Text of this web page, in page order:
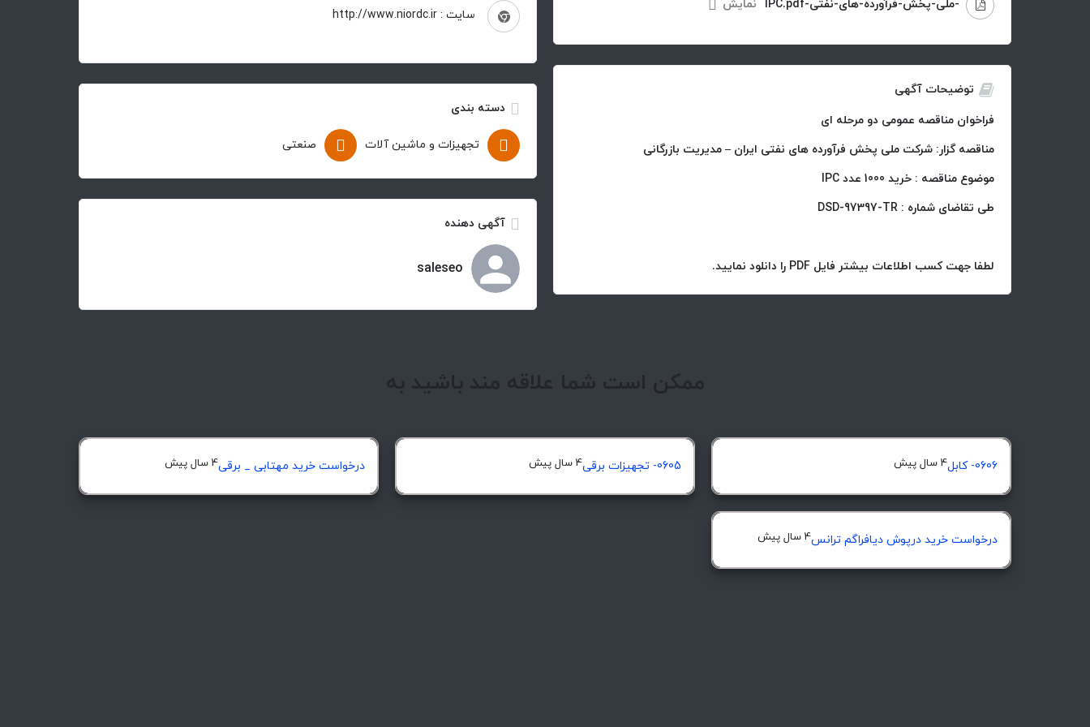
سایت : http://www.niordc.ir
-ملی-پخش-فرآورده-های-نفتی-IPC.pdf نمایش
توضیحات آگهی
فراخوان مناقصه عمومی دو مرحله ای
مناقصه گزار: شرکت ملی پخش فرآورده های نفتی ایران – مدیریت بازرگانی
موضوع مناقصه : خرید 1000 عدد IPC
طی تقاضای شماره : DSD-97397-TR
لطفا جهت کسب اطلاعات بیشتر فایل PDF را دانلود نمایید.
دسته بندی
تجهیزات و ماشین آلات صنعتی
آگهی دهنده
saleseo
ممکن است شما علاقه مند باشید به
0606- کابل 4 سال پیش 0605- تجهیزات برقی 4 سال پیش درخواست خرید مهتابی _ برقی4 سال پیش
درخواست خرید درپوش ديافراگم ترانس4 سال پیش